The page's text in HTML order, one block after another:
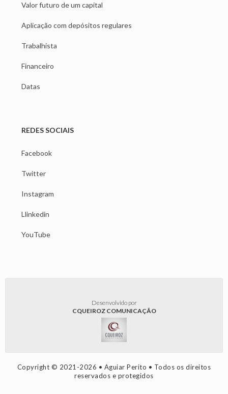
Valor futuro de um capital
Aplicação com depósitos regulares
Trabalhista
Financeiro
Datas
REDES SOCIAIS
Facebook
Twitter
Instagram
Llinkedin
YouTube
Desenvolvido por
CQUEIROZ COMUNICAÇÃO
Copyright © 2021-2026 • Aguiar Perito • Todos os direitos
reservados e protegidos